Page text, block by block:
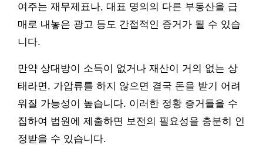
여주는 재무제표나, 대표 명의의 다른 부동산을 급
매로 내놓은 광고 등도 간접적인 증거가 될 수 있습
니다.
만약 상대방이 소득이 없거나 재산이 거의 없는 상
태라면, 가압류를 하지 않으면 결국 돈을 받기 어려
워질 가능성이 높습니다. 이러한 정황 증거들을 수
집하여 법원에 제출하면 보전의 필요성을 충분히 인
정받을 수 있습니다.